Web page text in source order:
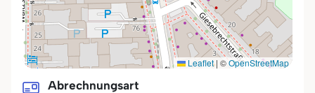
Leaflet | ©OpenStreetMap
Abrechnungsart